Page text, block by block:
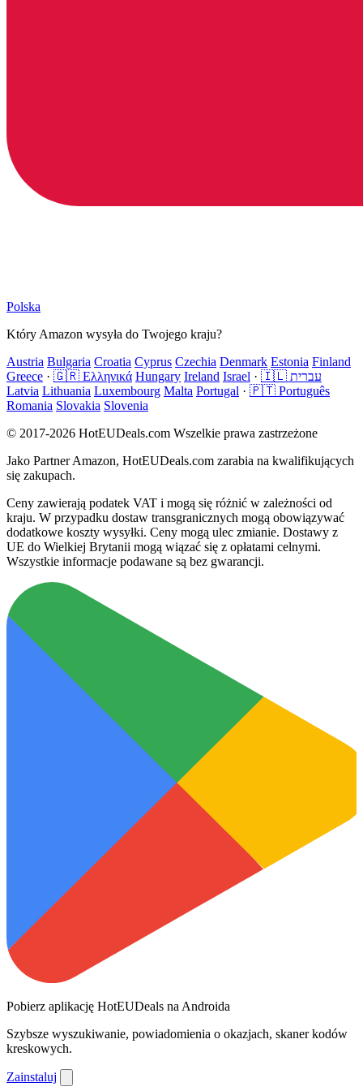
Polska
Który Amazon wysyła do Twojego kraju?
Austria Bulgaria Croatia Cyprus Czechia Denmark Estonia Finland
Greece · 🇬🇷 Ελληνικά Hungary Ireland Israel ·
🇮🇱 עברית
Latvia Lithuania Luxembourg Malta Portugal · 🇵🇹 Português
Romania Slovakia Slovenia
© 2017-2026 HotEUDeals.com Wszelkie prawa zastrzeżone
Jako Partner Amazon, HotEUDeals.com zarabia na kwalifikujących
się zakupach.
Ceny zawierają podatek VAT i mogą się różnić w zależności od
kraju. W przypadku dostaw transgranicznych mogą obowiązywać
dodatkowe koszty wysyłki. Ceny mogą ulec zmianie. Dostawy z
UE do Wielkiej Brytanii mogą wiązać się z opłatami celnymi.
Wszystkie informacje podawane są bez gwarancji.
Pobierz aplikację HotEUDeals na Androida
Szybsze wyszukiwanie, powiadomienia o okazjach, skaner kodów
kreskowych.
Zainstaluj